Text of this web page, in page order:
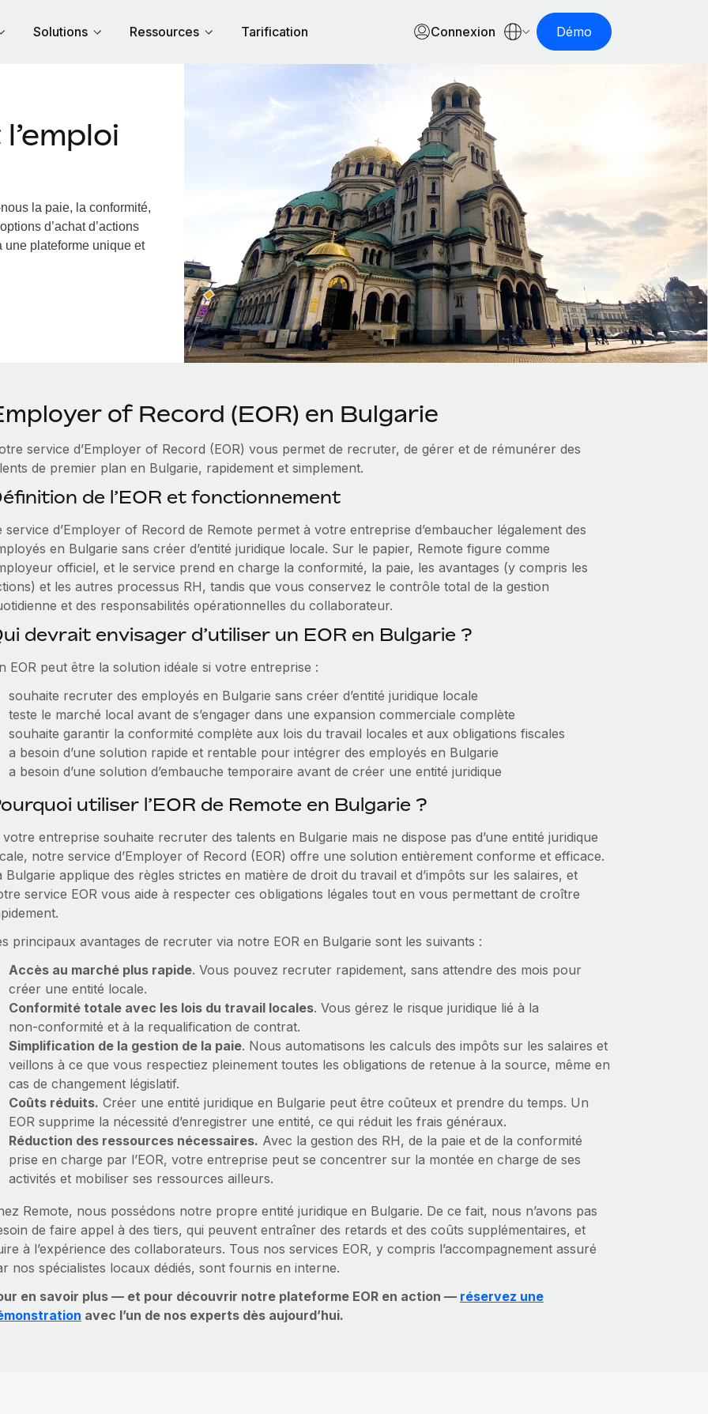
Solutions Ressources Tarification Connexion Démo
la paie, la conformité,
d’achat d’actions
une plateforme unique et
of Record (EOR) en Bulgarie
service d’Employer of Record (EOR) vous permet de recruter, de gérer et de rémunérer des
de premier plan en Bulgarie, rapidement et simplement.
de l’EOR et fonctionnement
service d’Employer of Record de Remote permet à votre entreprise d’embaucher légalement des
en Bulgarie sans créer d’entité juridique locale. Sur le papier, Remote figure comme
officiel, et le service prend en charge la conformité, la paie, les avantages (y compris les
et les autres processus RH, tandis que vous conservez le contrôle total de la gestion
et des responsabilités opérationnelles du collaborateur.
devrait envisager d’utiliser un EOR en Bulgarie ?
EOR peut être la solution idéale si votre entreprise :
souhaite recruter des employés en Bulgarie sans créer d’entité juridique locale
teste le marché local avant de s’engager dans une expansion commerciale complète
souhaite garantir la conformité complète aux lois du travail locales et aux obligations fiscales
a besoin d’une solution rapide et rentable pour intégrer des employés en Bulgarie
a besoin d’une solution d’embauche temporaire avant de créer une entité juridique
utiliser l’EOR de Remote en Bulgarie ?
votre entreprise souhaite recruter des talents en Bulgarie mais ne dispose pas d’une entité juridique
notre service d’Employer of Record (EOR) offre une solution entièrement conforme et efficace.
Bulgarie applique des règles strictes en matière de droit du travail et d’impôts sur les salaires, et
service EOR vous aide à respecter ces obligations légales tout en vous permettant de croître
principaux avantages de recruter via notre EOR en Bulgarie sont les suivants :
Accès au marché plus rapide. Vous pouvez recruter rapidement, sans attendre des mois pour
créer une entité locale.
Conformité totale avec les lois du travail locales. Vous gérez le risque juridique lié à la
non‑conformité et à la requalification de contrat.
Simplification de la gestion de la paie. Nous automatisons les calculs des impôts sur les salaires et
veillons à ce que vous respectiez pleinement toutes les obligations de retenue à la source, même en
cas de changement législatif.
Coûts réduits. Créer une entité juridique en Bulgarie peut être coûteux et prendre du temps. Un
EOR supprime la nécessité d’enregistrer une entité, ce qui réduit les frais généraux.
Réduction des ressources nécessaires. Avec la gestion des RH, de la paie et de la conformité
prise en charge par l’EOR, votre entreprise peut se concentrer sur la montée en charge de ses
activités et mobiliser ses ressources ailleurs.
Remote, nous possédons notre propre entité juridique en Bulgarie. De ce fait, nous n’avons pas
de faire appel à des tiers, qui peuvent entraîner des retards et des coûts supplémentaires, et
à l’expérience des collaborateurs. Tous nos services EOR, y compris l’accompagnement assuré
nos spécialistes locaux dédiés, sont fournis en interne.
en savoir plus — et pour découvrir notre plateforme EOR en action — réservez une
avec l’un de nos experts dès aujourd’hui.